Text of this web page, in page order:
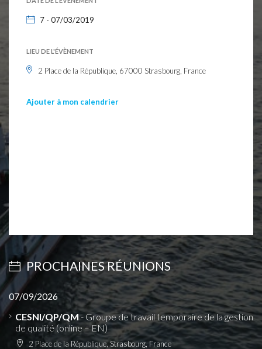
7 - 07/03/2019
LIEU DE L'ÉVÈNEMENT
2 Place de la République, 67000 Strasbourg, France
Ajouter à mon calendrier
PROCHAINES RÉUNIONS
07/09/2026
CESNI/QP/QM- Groupe de travail temporaire de la gestion
de qualité (online – EN)
2 Place de la République, Strasbourg, France